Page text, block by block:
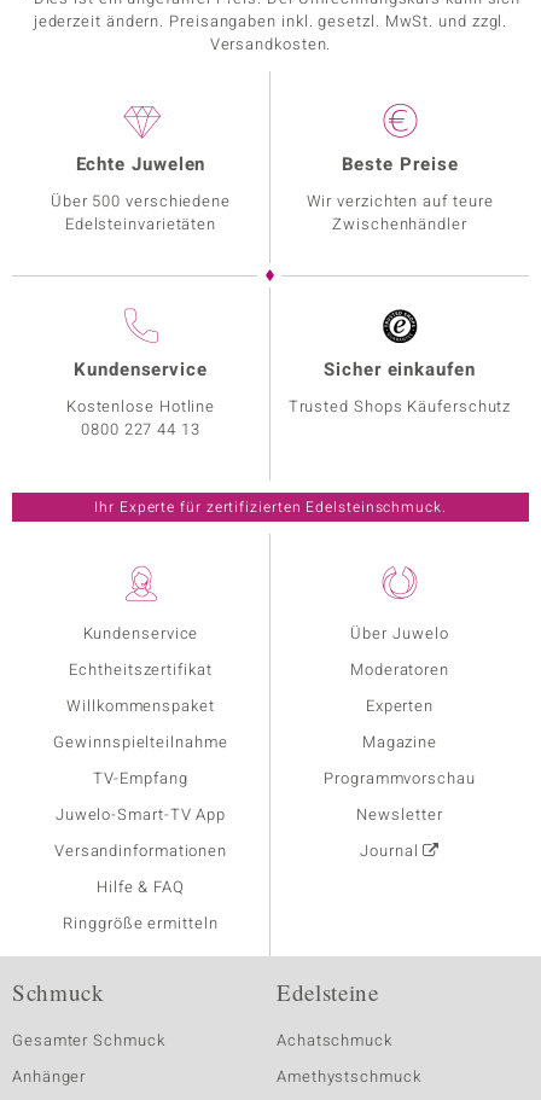
jederzeit ändern. Preisangaben inkl. gesetzl. MwSt. und zzgl.
Versandkosten.
Kundenservice
Echtheitszertifikat
Willkommenspaket
Gewinnspielteilnahme
TV-Empfang
Juwelo-Smart-TV App
Versandinformationen
Hilfe & FAQ
Ringgröße ermitteln
Über Juwelo
Moderatoren
Experten
Magazine
Programmvorschau
Newsletter
Journal
Echte Juwelen
Über 500 verschiedene
Edelsteinvarietäten
Beste Preise
Wir verzichten auf teure
Zwischenhändler
Kundenservice
Kostenlose Hotline
0800 227 44 13
Sicher einkaufen
Trusted Shops Käuferschutz
Ihr Experte für zertifizierten Edelsteinschmuck.
Schmuck
Gesamter Schmuck
Anhänger
Edelsteine
Achatschmuck
Amethystschmuck